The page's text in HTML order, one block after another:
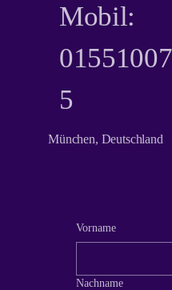
Mobil:
5
München, Deutschland
Vorname
Nachname